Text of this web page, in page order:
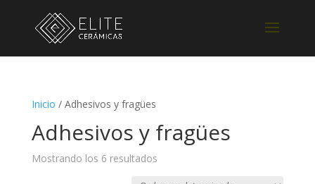
Inicio / Adhesivos y fragües
Adhesivos y fragües
Mostrando los 6 resultados